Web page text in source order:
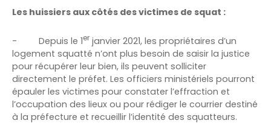
Les huissiers aux côtés des victimes de squat :
- Depuis le 1er janvier 2021, les propriétaires d’un
logement squatté n’ont plus besoin de saisir la justice
pour récupérer leur bien, ils peuvent solliciter
directement le préfet. Les officiers ministériels pourront
épauler les victimes pour constater l’effraction et
l’occupation des lieux ou pour rédiger le courrier destiné
à la préfecture et recueillir l’identité des squatteurs.